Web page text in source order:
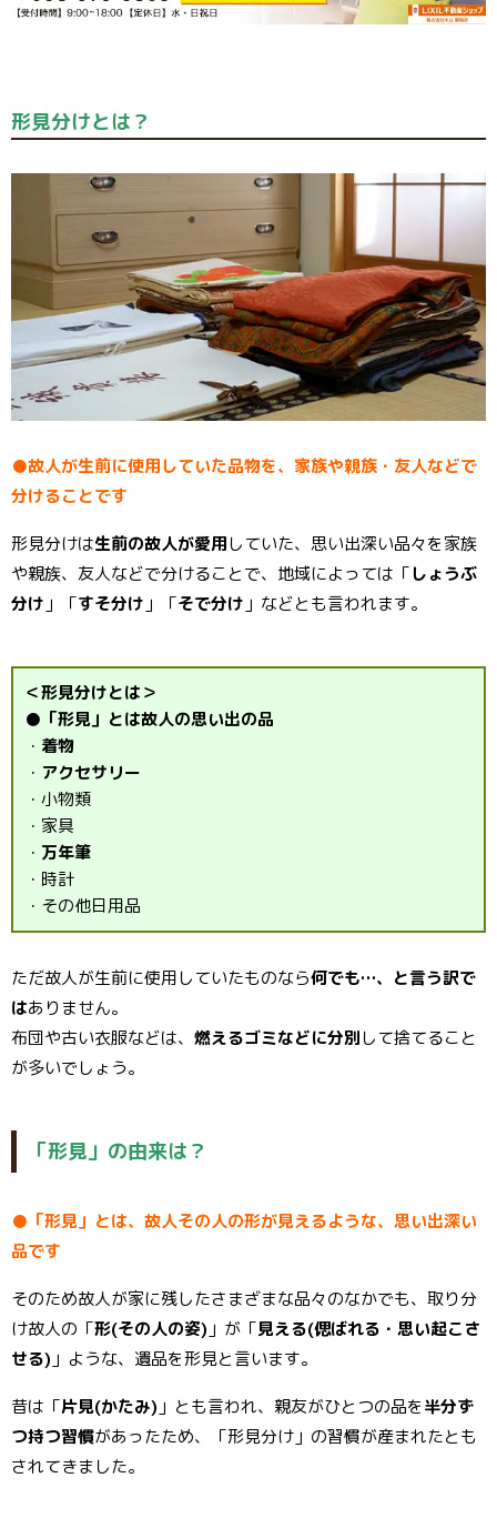
形見分けとは？
●故人が生前に使用していた品物を、家族や親族・友人などで
分けることです
形見分けは生前の故人が愛用していた、思い出深い品々を家族
や親族、友人などで分けることで、地域によっては「しょうぶ
分け 」「すそ分け 」「そで分け 」などとも言われます。
＜形見分けとは＞
●「形見」とは故人の思い出の品
・ 着物
・ アクセサリー
・小物類
・家具
・ 万年筆
・時計
・その他日用品
ただ故人が生前に使用していたものなら何でも…、と言う訳で
はありません。
布団や古い衣服などは、 燃えるゴミなどに分別して捨てること
が多いでしょう。
「形見」の由来は？
●「形見」とは、故人その人の形が見えるような、思い出深い
品です
そのため故人が家に残したさまざまな品々のなかでも、取り分
け故人の「形(その人の姿) 」が「見える(偲ばれる・思い起こさ
せる) 」ような、遺品を形見と言います。
昔は「片見(かたみ) 」とも言われ、親友がひとつの品を半分ず
つ持つ習慣があったため、「形見分け」の習慣が産まれたとも
されてきました。